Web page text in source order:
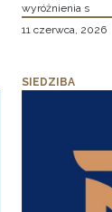
wyróżnienia s
11 czerwca, 2026
SIEDZIBA